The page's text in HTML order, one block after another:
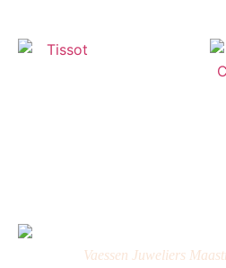
Vaessen Juweliers